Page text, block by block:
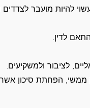
להיות מועבר לצדדים
לדין.
לציבור ולמשקיעים.
ממשי, הפחתת סיכון